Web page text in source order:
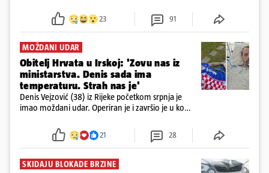
23 91
MOŽDANI UDAR
Obitelj Hrvata u Irskoj: 'Zovu nas iz
ministarstva. Denis sada ima
temperaturu. Strah nas je'
Denis Vejzović (38) iz Rijeke početkom srpnja je
imao moždani udar. Operiran je i završio je u komi.
tamošnji liječnici ne vjeruju u oporavak: 'Imamo
21 28
SKIDAJU BLOKADE BRZINE